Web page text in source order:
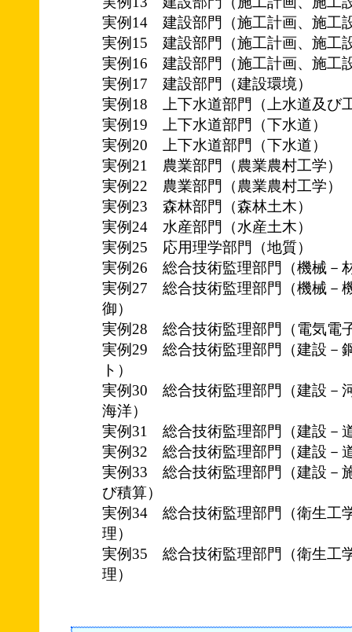
実例14 建設部門（施工計画、施工
実例15 建設部門（施工計画、施工
実例16 建設部門（施工計画、施工
実例17 建設部門（建設環境）
実例18 上下水道部門（上水道及び
実例19 上下水道部門（下水道）
実例20 上下水道部門（下水道）
実例21 農業部門（農業農村工学）
実例22 農業部門（農業農村工学）
実例23 森林部門（森林土木）
実例24 水産部門（水産土木）
実例25 応用理学部門（地質）
実例26 総合技術監理部門（機械－
実例27 総合技術監理部門（機械－
御）
実例28 総合技術監理部門（電気電
実例29 総合技術監理部門（建設－
ト）
実例30 総合技術監理部門（建設－
海洋）
実例31 総合技術監理部門（建設－
実例32 総合技術監理部門（建設－
実例33 総合技術監理部門（建設－
び積算）
実例34 総合技術監理部門（衛生工
理）
実例35 総合技術監理部門（衛生工
理）